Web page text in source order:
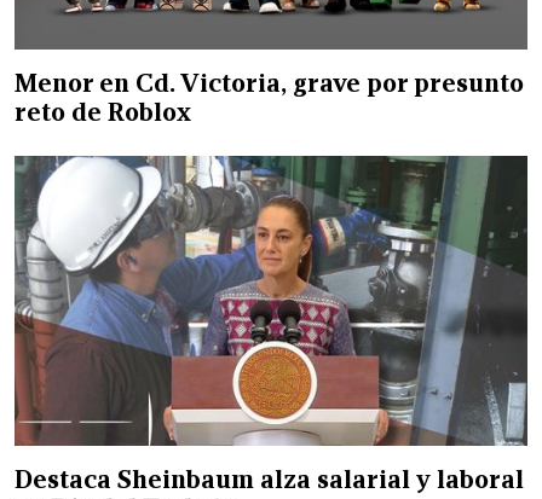
Menor en Cd. Victoria, grave por presunto
reto de Roblox
Destaca Sheinbaum alza salarial y laboral